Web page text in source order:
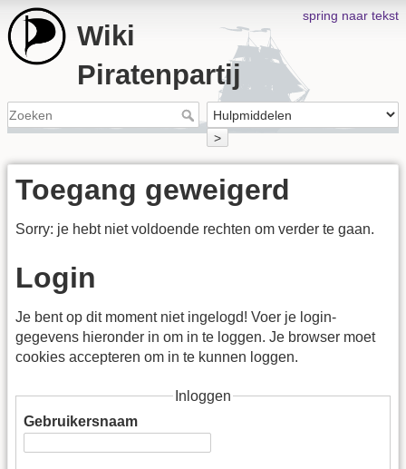
spring naar tekst
Wiki
Piratenpartij
>
Toegang geweigerd
Sorry: je hebt niet voldoende rechten om verder te gaan.
Login
Je bent op dit moment niet ingelogd! Voer je login-
gegevens hieronder in om in te loggen. Je browser moet
cookies accepteren om in te kunnen loggen.
Inloggen
Gebruikersnaam